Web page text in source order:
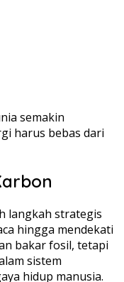
semakin
harus bebas dari
langkah strategis
hingga mendekati
bakar fosil, tetapi
sistem
hidup manusia.